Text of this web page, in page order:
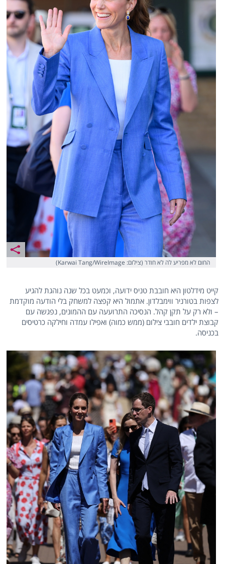
החום לא מפריע לה לא חודר (צילום: Karwai Tang/WireImage)
קייט מידלטון היא חובבת טניס ידועה, וכמעט בכל שנה נוהגת להגיע
לצפות בטורניר ווימבלדון. אתמול היא קפצה למשחק בלי הודעה מוקדמת
– ולא רק על תקן קהל. הנסיכה התרועעה עם ההמונים, נפגשה עם
קבוצת ילדים חובבי צילום (ממש כמוה) ואפילו עמדה וחילקה כרטיסים
בכניסה.